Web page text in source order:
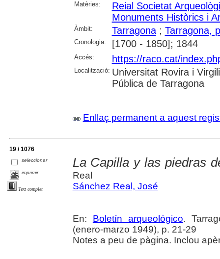
Matèries:
Reial Societat
Monuments Històrics i
Àmbit: Tarragona; Tarragona,
Cronologia: [1700 - 1850]; 1844
Accés: https://raco.cat/
Localització: Universitat Rovira i
Pública de Tarragona
Enllaç permanent a aquest
19 / 1076
seleccionar
imprimir
Text complet
La Capilla y las piedras
Real
Sánchez Real, José
En: Boletín arqueológico.
(enero-marzo 1949), p. 21-29
Notes a peu de pàgina. Inclou